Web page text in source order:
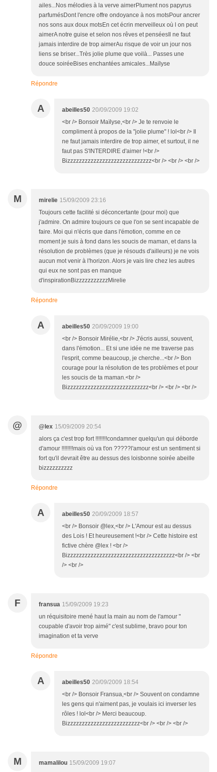
ailes...Nos mélodies à la verve aimerPlument nos papyrus
parfumésDont l'encre offre ondoyance à nos motsPour ancrer
nos sons aux doux motsEn cet écrin merveilleux où l on peut
aimerA notre guise et selon nos rêves et penséesIl ne faut
jamais interdire de trop aimerAu risque de voir un jour nos
liens se briser...Très jolie plume que voilà... Passes une
douce soiréeBises enchantées amicales...Maïlyse
Répondre
A abeilles50 20/09/2009 19:02
<br /> Bonsoir Maïlyse,<br /> Je te renvoie le
compliment à propos de la "jolie plume" ! lol<br /> Il
ne faut jamais interdire de trop aimer, et surtout, il ne
faut pas S'INTERDIRE d'aimer !<br />
Bizzzzzzzzzzzzzzzzzzzzzzzzzzzzz<br /> <br /> <br />
M mirelie 15/09/2009 23:16
Toujours cette facilité si déconcertante (pour moi) que
j'admire. On admire toujours ce que l'on se sent incapable de
faire. Moi qui n'écris que dans l'émotion, comme en ce
moment je suis à fond dans les soucis de maman, et dans la
résolution de problèmes (que je résouds d'ailleurs) je ne vois
aucun mot venir à l'horizon. Alors je vais lire chez les autres
qui eux ne sont pas en manque
d'inspirationBizzzzzzzzzzzMirelie
Répondre
A abeilles50 20/09/2009 19:00
<br /> Bonsoir Mirélie,<br /> J'écris aussi, souvent,
dans l'émotion... Et si une idée ne me traverse pas
l'esprit, comme beaucoup, je cherche...<br /> Bon
courage pour la résolution de tes problèmes et pour
les soucis de ta maman.<br />
Bizzzzzzzzzzzzzzzzzzzzzzzzzzzz<br /> <br /> <br />
@ @lex 15/09/2009 20:54
alors ça c'est trop fort !!!!!!!!condamner quelqu'un qui déborde
d'amour !!!!!!!!mais où va t'on ?????l'amour est un sentiment si
fort qu'il devrait être au dessus des loisbonne soirée abeille
bizzzzzzzzzz
Répondre
A abeilles50 20/09/2009 18:57
<br /> Bonsoir @lex,<br /> L'Amour est au dessus
des Lois ! Et heureusement !<br /> Cette histoire est
fictive chère @lex ! <br />
Bizzzzzzzzzzzzzzzzzzzzzzzzzzzzzzzzzzzzz<br /> <br
/> <br />
F fransua 15/09/2009 19:23
un réquisitoire mené haut la main au nom de l'amour "
coupable d'avoir trop aimé" c'est sublime, bravo pour ton
imagination et ta verve
Répondre
A abeilles50 20/09/2009 18:54
<br /> Bonsoir Fransua,<br /> Souvent on condamne
les gens qui n'aiment pas, je voulais ici inverser les
rôles ! lol<br /> Merci beaucoup.
Bizzzzzzzzzzzzzzzzzzzzzzzzz<br /> <br /> <br />
M mamalilou 15/09/2009 19:07